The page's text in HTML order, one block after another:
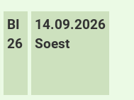
BI
26
14.09.2026
Soest